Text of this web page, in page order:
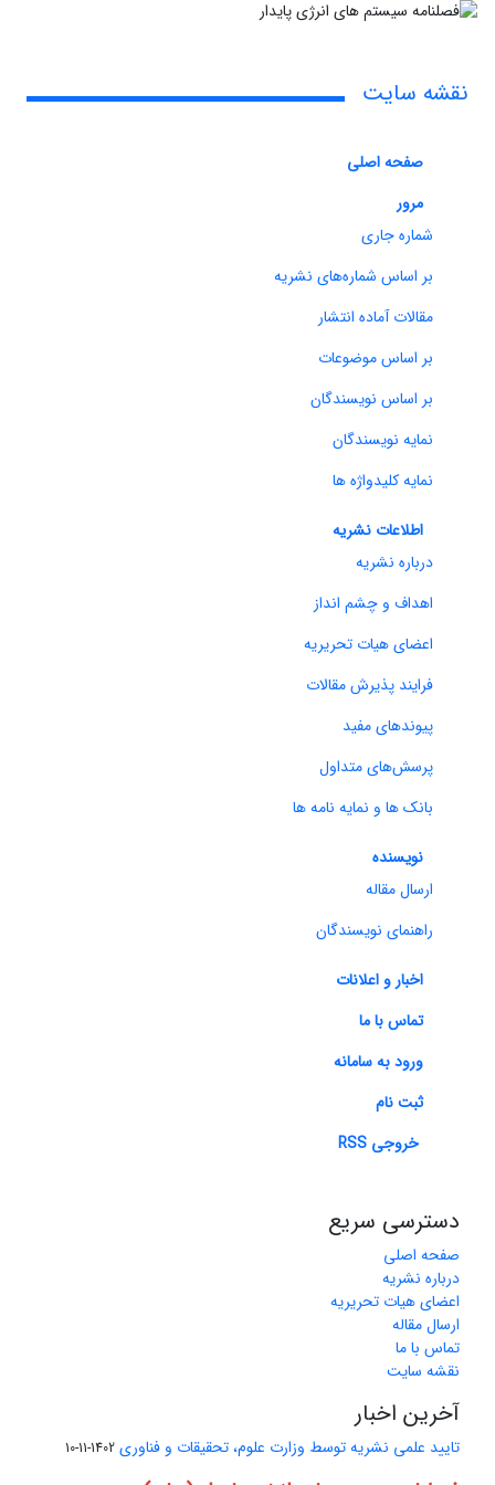
نقشه سایت
صفحه اصلی
مرور
شماره جاری
بر اساس شماره‌های نشریه
مقالات آماده انتشار
بر اساس موضوعات
بر اساس نویسندگان
نمایه نویسندگان
نمایه کلیدواژه ها
اطلاعات نشریه
درباره نشریه
اهداف و چشم انداز
اعضای هیات تحریریه
فرایند پذیرش مقالات
پیوندهای مفید
پرسش‌های متداول
بانک ها و نمایه نامه ها
نویسنده
ارسال مقاله
راهنمای نویسندگان
اخبار و اعلانات
تماس با ما
ورود به سامانه
ثبت نام
خروجی RSS
دسترسی سریع
صفحه اصلی
درباره نشریه
اعضای هیات تحریریه
ارسال مقاله
تماس با ما
نقشه سایت
آخرین اخبار
تایید علمی نشریه توسط وزارت علوم، تحقیقات و فناوری 1402-11-10